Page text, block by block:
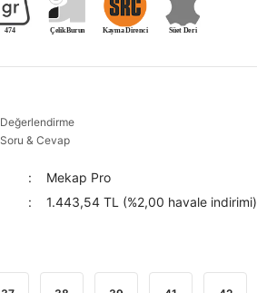
474 Çelik Burun Kayma Direnci Süet Deri
& Cevap
Mekap Pro
1.443,54 TL (%2,00 havale indirimi)